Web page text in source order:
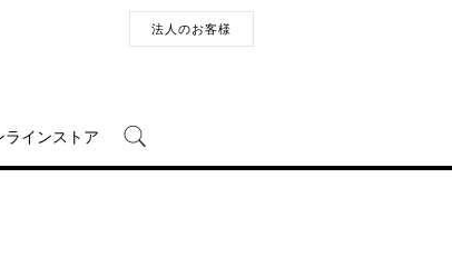
法人のお客様
ラインストア